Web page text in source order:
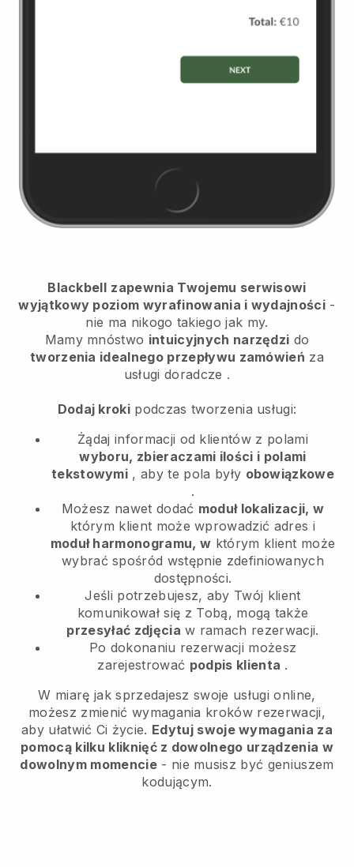
Blackbell zapewnia Twojemu serwisowi
wyjątkowy poziom wyrafinowania i wydajności -
nie ma nikogo takiego jak my.
Mamy mnóstwo intuicyjnych narzędzi do
tworzenia idealnego przepływu zamówień za
usługi doradcze .
Dodaj kroki podczas tworzenia usługi:
Żądaj informacji od klientów z polami
wyboru, zbieraczami ilości i polami
tekstowymi , aby te pola były obowiązkowe
.
Możesz nawet dodać moduł lokalizacji, w
którym klient może wprowadzić adres i
moduł harmonogramu, w którym klient może
wybrać spośród wstępnie zdefiniowanych
dostępności.
Jeśli potrzebujesz, aby Twój klient
komunikował się z Tobą, mogą także
przesyłać zdjęcia w ramach rezerwacji.
Po dokonaniu rezerwacji możesz
zarejestrować podpis klienta .
W miarę jak sprzedajesz swoje usługi online,
możesz zmienić wymagania kroków rezerwacji,
aby ułatwić Ci życie. Edytuj swoje wymagania za
pomocą kilku kliknięć z dowolnego urządzenia w
dowolnym momencie- nie musisz być geniuszem
kodującym.